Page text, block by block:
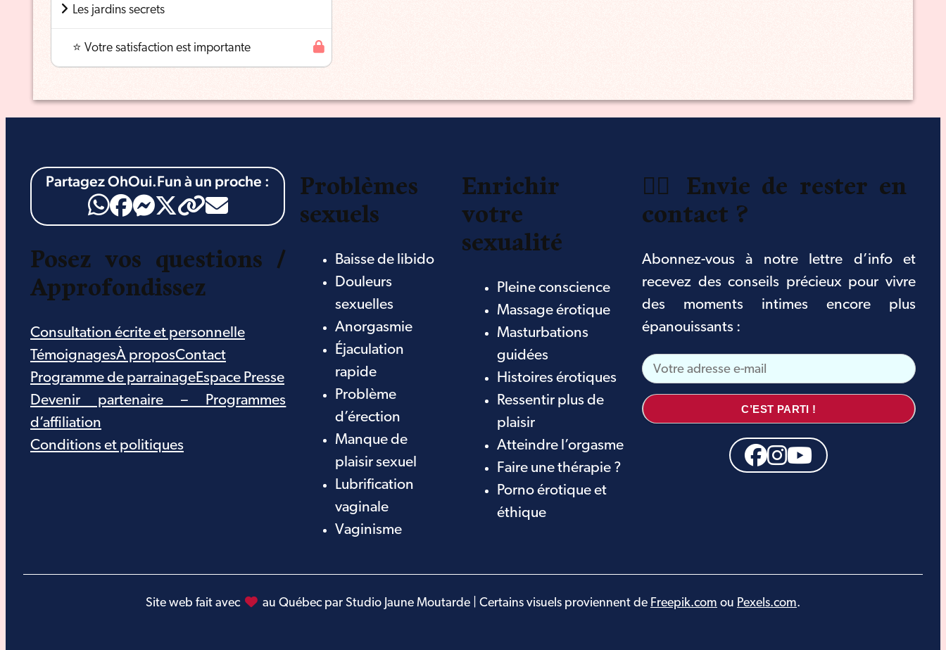
Les jardins secrets
⭐ Votre satisfaction est importante
Partagez OhOui.Fun à un proche :
Posez vos questions /
Approfondissez
Consultation écrite et personnelle
TémoignagesÀ proposContact
Programme de parrainageEspace Presse
Devenir partenaire – Programmes
d’affiliation
Conditions et politiques
Problèmes
sexuels
Baisse de libido
Douleurs
sexuelles
Anorgasmie
Éjaculation
rapide
Problème
d’érection
Manque de
plaisir sexuel
Lubrification
vaginale
Vaginisme
Enrichir
votre
sexualité
Pleine conscience
Massage érotique
Masturbations
guidées
Histoires érotiques
Ressentir plus de
plaisir
Atteindre l’orgasme
Faire une thérapie ?
Porno érotique et
éthique
❤️‍🔥 Envie de rester en
contact ?
Abonnez-vous à notre lettre d’info et
recevez des conseils précieux pour vivre
des moments intimes encore plus
épanouissants :
C’EST PARTI !
Site web fait avec au Québec par Studio Jaune Moutarde | Certains visuels proviennent de Freepik.com ou Pexels.com.